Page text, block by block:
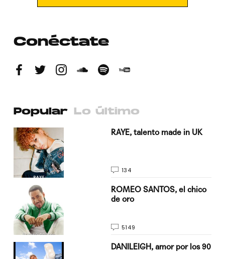
Conéctate
Popular Lo último
RAYE, talento made in UK
134
ROMEO SANTOS, el chico
de oro
5149
DANILEIGH, amor por los 90